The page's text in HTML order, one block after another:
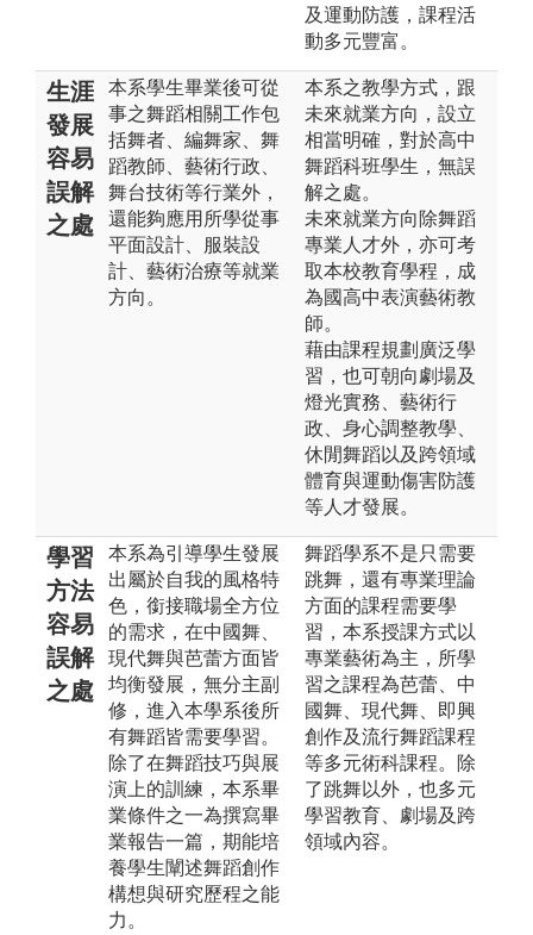
及運動防護，課程活
動多元豐富。
生涯
發展
容易
誤解
之處
本系學生畢業後可從
事之舞蹈相關工作包
括舞者、編舞家、舞
蹈教師、藝術行政、
舞台技術等行業外，
還能夠應用所學從事
平面設計、服裝設
計、藝術治療等就業
方向。
本系之教學方式，跟
未來就業方向，設立
相當明確，對於高中
舞蹈科班學生，無誤
解之處。
未來就業方向除舞蹈
專業人才外，亦可考
取本校教育學程，成
為國高中表演藝術教
師。
藉由課程規劃廣泛學
習，也可朝向劇場及
燈光實務、藝術行
政、身心調整教學、
休閒舞蹈以及跨領域
體育與運動傷害防護
等人才發展。
學習
方法
容易
誤解
之處
本系為引導學生發展
出屬於自我的風格特
色，銜接職場全方位
的需求，在中國舞、
現代舞與芭蕾方面皆
均衡發展，無分主副
修，進入本學系後所
有舞蹈皆需要學習。
除了在舞蹈技巧與展
演上的訓練，本系畢
業條件之一為撰寫畢
業報告一篇，期能培
養學生闡述舞蹈創作
構想與研究歷程之能
力。
舞蹈學系不是只需要
跳舞，還有專業理論
方面的課程需要學
習，本系授課方式以
專業藝術為主，所學
習之課程為芭蕾、中
國舞、現代舞、即興
創作及流行舞蹈課程
等多元術科課程。除
了跳舞以外，也多元
學習教育、劇場及跨
領域內容。